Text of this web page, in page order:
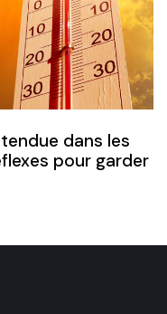
dans les
pour garder